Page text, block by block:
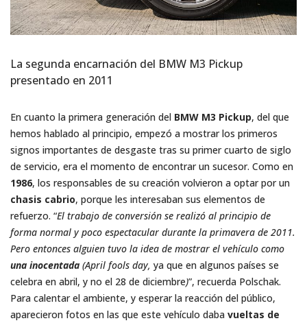
La segunda encarnación del BMW M3 Pickup
presentado en 2011
En cuanto la primera generación del BMW M3 Pickup, del que
hemos hablado al principio, empezó a mostrar los primeros
signos importantes de desgaste tras su primer cuarto de siglo
de servicio, era el momento de encontrar un sucesor. Como en
1986, los responsables de su creación volvieron a optar por un
chasis cabrio, porque les interesaban sus elementos de
refuerzo. “El trabajo de conversión se realizó al principio de
forma normal y poco espectacular durante la primavera de 2011.
Pero entonces alguien tuvo la idea de mostrar el vehículo como
una inocentada (April fools day, ya que en algunos países se
celebra en abril, y no el 28 de diciembre)”, recuerda Polschak.
Para calentar el ambiente, y esperar la reacción del público,
aparecieron fotos en las que este vehículo daba vueltas de